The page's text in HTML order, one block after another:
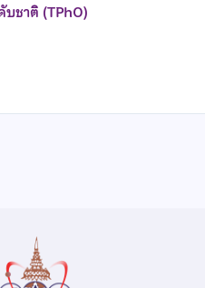
ชาติ (TPhO)